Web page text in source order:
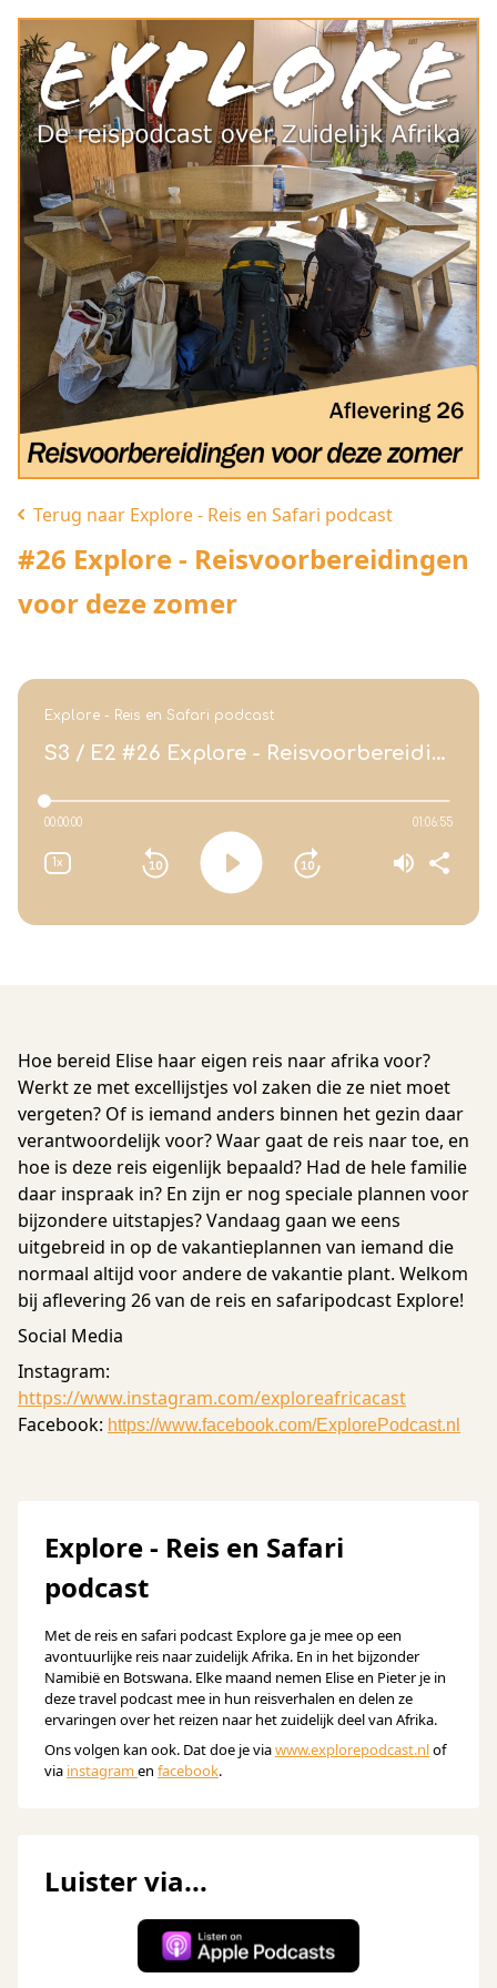
Terug naar Explore - Reis en Safari podcast
#26 Explore - Reisvoorbereidingen
voor deze zomer
Hoe bereid Elise haar eigen reis naar afrika voor?
Werkt ze met excellijstjes vol zaken die ze niet moet
vergeten? Of is iemand anders binnen het gezin daar
verantwoordelijk voor? Waar gaat de reis naar toe, en
hoe is deze reis eigenlijk bepaald? Had de hele familie
daar inspraak in? En zijn er nog speciale plannen voor
bijzondere uitstapjes? Vandaag gaan we eens
uitgebreid in op de vakantieplannen van iemand die
normaal altijd voor andere de vakantie plant. Welkom
bij aflevering 26 van de reis en safaripodcast Explore!
Social Media
Instagram:
https://www.instagram.com/exploreafricacast
Facebook: https://www.facebook.com/ExplorePodcast.nl
Explore - Reis en Safari
podcast
Met de reis en safari podcast Explore ga je mee op een
avontuurlijke reis naar zuidelijk Afrika. En in het bijzonder
Namibië en Botswana. Elke maand nemen Elise en Pieter je in
deze travel podcast mee in hun reisverhalen en delen ze
ervaringen over het reizen naar het zuidelijk deel van Afrika.
Ons volgen kan ook. Dat doe je viawww.explorepodcast.nlof
via instagram en facebook.
Luister via...